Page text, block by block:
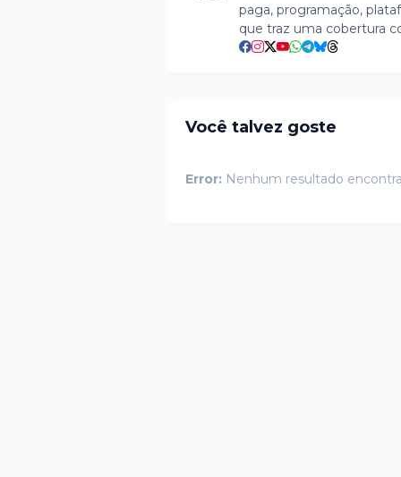
paga, programação,
que traz uma cobertura
Você talvez goste
Error: Nenhum resultado